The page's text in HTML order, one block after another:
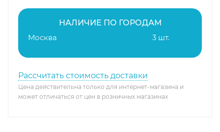
НАЛИЧИЕ ПО ГОРОДАМ
Москва
3 шт.
Рассчитать стоимость доставки
Цена действительна только для интернет-магазина и
может отличаться от цен в розничных магазинах